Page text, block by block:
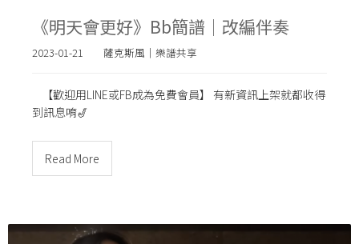
《明天會更好》Bb簡譜｜改編伴奏
2023-01-21 薩克斯風｜樂譜共享
【歡迎用LINE或FB成為免費會員】 有新資訊上架就都收得
到訊息唷🎷
Read More